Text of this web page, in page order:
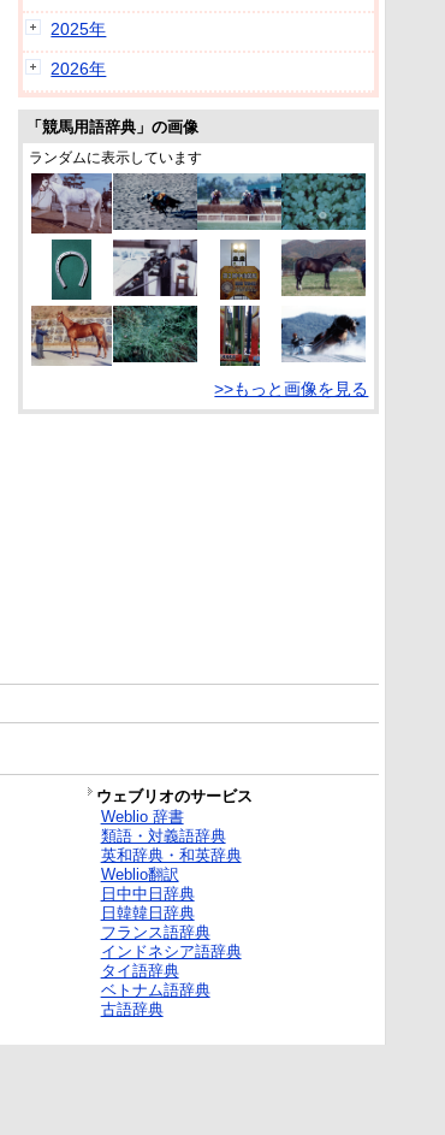
2025年
2026年
「競馬用語辞典」の画像
ランダムに表示しています
>>もっと画像を見る
ウェブリオのサービス
Weblio 辞書
類語・対義語辞典
英和辞典・和英辞典
Weblio翻訳
日中中日辞典
日韓韓日辞典
フランス語辞典
インドネシア語辞典
タイ語辞典
ベトナム語辞典
古語辞典